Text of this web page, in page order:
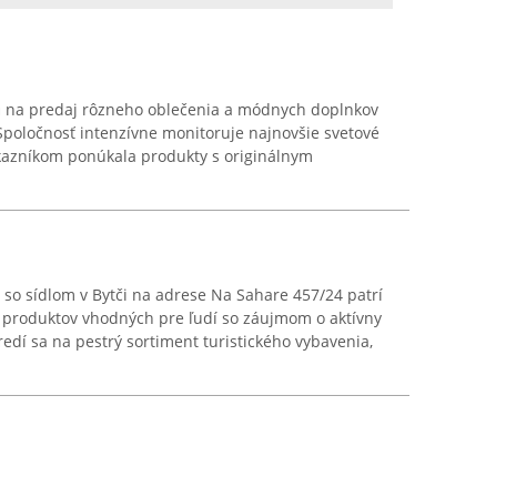
predaj rôzneho oblečenia a módnych doplnkov
intenzívne monitoruje najnovšie svetové
ponúkala produkty s originálnym
sídlom v Bytči na adrese Na Sahare 457/24 patrí
vhodných pre ľudí so záujmom o aktívny
sa na pestrý sortiment turistického vybavenia,